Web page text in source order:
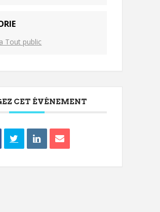
Tout public
CET ÉVÉNEMENT